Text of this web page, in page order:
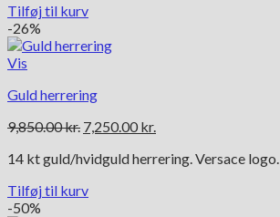
Tilføj til kurv
-26%
Vis
Guld herrering
9,850.00kr. Den
pris
9,850.00 kr..
7,250.00 kr.
pris
14 kt guld/hvidguld herrering. Versace logo.
Tilføj til kurv
-50%